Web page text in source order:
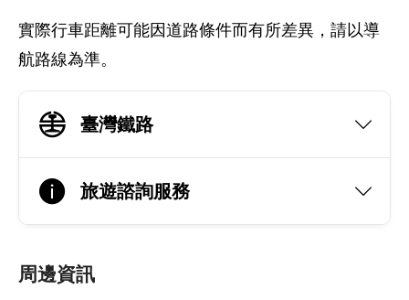
實際行車距離可能因道路條件而有所差異，請以導
航路線為準。
臺灣鐵路
旅遊諮詢服務
周邊資訊